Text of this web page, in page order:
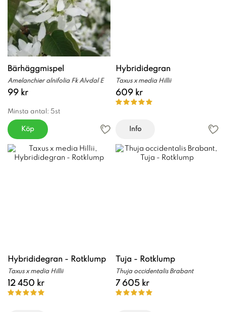
Bärhäggmispel
Amelanchier alnifolia Fk Alvdal E
99 kr
Minsta antal: 5st
Köp
Hybrididegran
Taxus x media Hillii
609 kr
Info
Hybrididegran - Rotklump
Taxus x media Hillii
12 450 kr
Tuja - Rotklump
Thuja occidentalis Brabant
7 605 kr